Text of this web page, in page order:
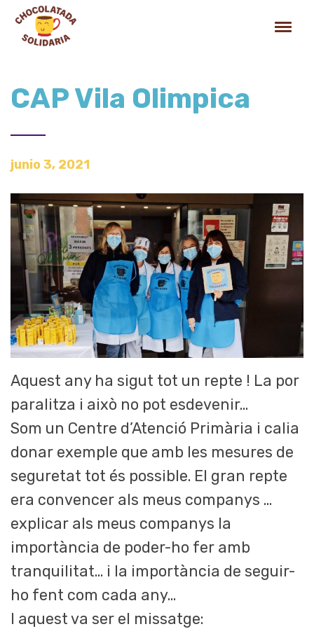
CAP Vila Olimpica
junio 3, 2021
Aquest any ha sigut tot un repte ! La por
paralitza i això no pot esdevenir…
Som un Centre d’Atenció Primària i calia
donar exemple que amb les mesures de
seguretat tot és possible. El gran repte
era convencer als meus companys …
explicar als meus companys la
importància de poder-ho fer amb
tranquilitat… i la importància de seguir-
ho fent com cada any…
I aquest va ser el missatge: